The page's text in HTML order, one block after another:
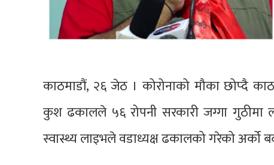
काठमाडौं, २६ जेठ । कोरोनाको मौका छोप्दै
कुश ढकालले ५६ रोपनी सरकारी जग्गा गुठीमा
स्वास्थ्य लाइभले वडाध्यक्ष ढकालको गरेको अर्को